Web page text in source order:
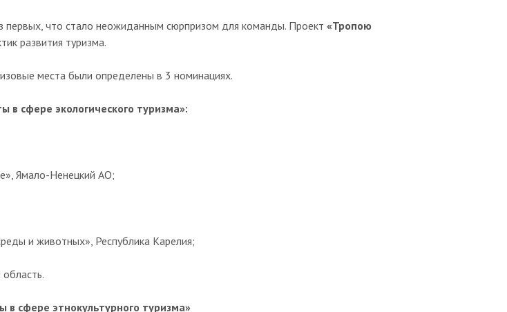
первых, что стало неожиданным сюрпризом для команды. Проект «Тропою
развития туризма.
места были определены в 3 номинациях.
в сфере экологического туризма»:
Ямало-Ненецкий АО;
и животных», Республика Карелия;
в сфере этнокультурного туризма»